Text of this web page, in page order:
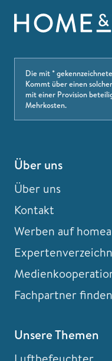
Die mit *
Kommt über einen
mit einer Provision
Mehrkosten.
Über uns
Über uns
Kontakt
Werben auf
Fachpartner finden
Unsere Themen